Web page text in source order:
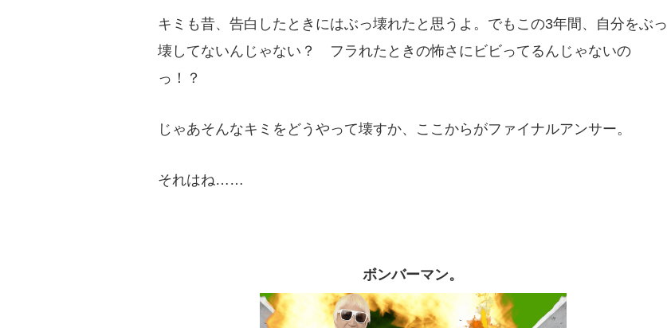
キミも昔、告白したときにはぶっ壊れたと思うよ。でもこの3年間、自分をぶっ
壊してないんじゃない？ フラれたときの怖さにビビってるんじゃないの
っ！？
じゃあそんなキミをどうやって壊すか、ここからがファイナルアンサー。
それはね……
ボンバーマン。